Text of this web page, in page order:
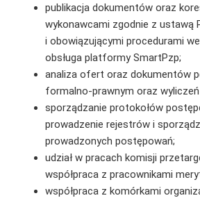
publikacja dokumentów oraz
wykonawcami zgodnie z ustawą
i obowiązującymi procedurami
obsługa platformy SmartPzp;
analiza ofert oraz dokumentów
formalno-prawnym oraz
sporządzanie protokołów
prowadzenie rejestrów i
prowadzonych postępowań;
udział w pracach komisji
współpraca z pracownikami
współpraca z komórkami